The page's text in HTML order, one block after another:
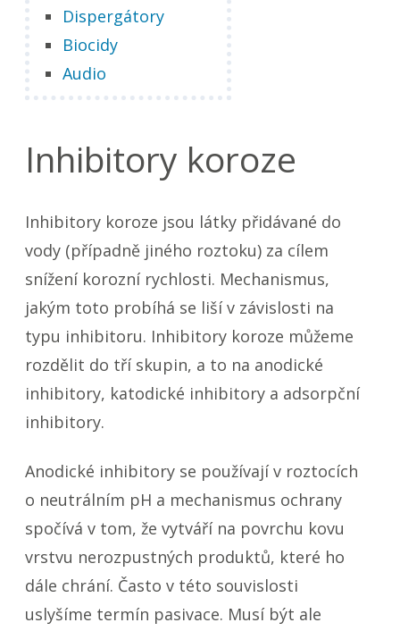
Dispergátory
Biocidy
Audio
Inhibitory koroze
Inhibitory koroze jsou látky přidávané do
vody (případně jiného roztoku) za cílem
snížení korozní rychlosti. Mechanismus,
jakým toto probíhá se liší v závislosti na
typu inhibitoru. Inhibitory koroze můžeme
rozdělit do tří skupin, a to na anodické
inhibitory, katodické inhibitory a adsorpční
inhibitory.
Anodické inhibitory se používají v roztocích
o neutrálním pH a mechanismus ochrany
spočívá v tom, že vytváří na povrchu kovu
vrstvu nerozpustných produktů, které ho
dále chrání. Často v této souvislosti
uslyšíme termín pasivace. Musí být ale